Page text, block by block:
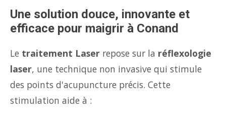
Une solution douce, innovante et
efficace pour maigrir à Conand
Le traitement Laser repose sur la réflexologie
laser, une technique non invasive qui stimule
des points d'acupuncture précis. Cette
stimulation aide à :